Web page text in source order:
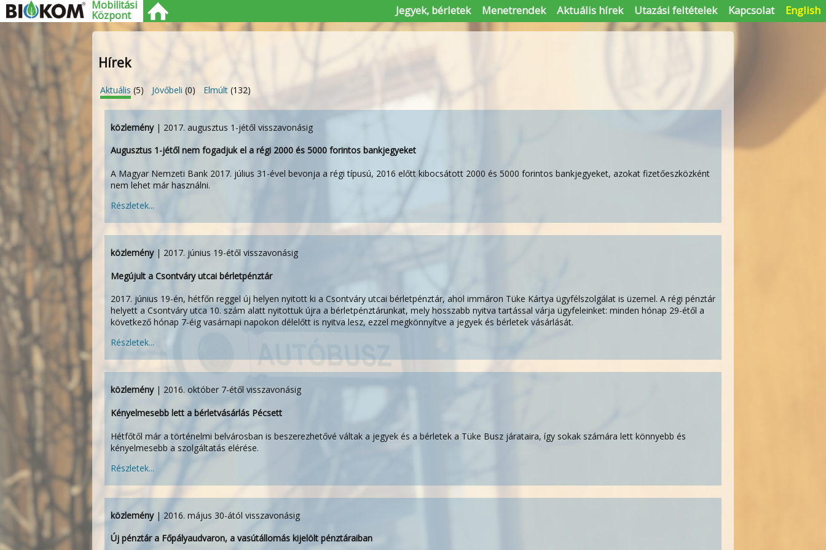
Hírek
Aktuális (5) Jövőbeli (0) Elmúlt (132)
közlemény| 2017. augusztus 1-jétől visszavonásig
Augusztus 1-jétől nem fogadjuk el a régi 2000 és 5000 forintos bankjegyeket
A Magyar Nemzeti Bank 2017. július 31-ével bevonja a régi típusú, 2016 előtt kibocsátott 2000 és 5000 forintos bankjegyeket, azokat fizetőeszközként
nem lehet már használni.
Részletek...
közlemény| 2017. június 19-étől visszavonásig
Megújult a Csontváry utcai bérletpénztár
2017. június 19-én, hétfőn reggel új helyen nyitott ki a Csontváry utcai bérletpénztár, ahol immáron Tüke Kártya ügyfélszolgálat is üzemel. A régi pénztár
helyett a Csontváry utca 10. szám alatt nyitottuk újra a bérletpénztárunkat, mely hosszabb nyitva tartással várja ügyfeleinket: minden hónap 29-étől a
következő hónap 7-éig vasárnapi napokon délelőtt is nyitva lesz, ezzel megkönnyítve a jegyek és bérletek vásárlását.
Részletek...
közlemény| 2016. október 7-étől visszavonásig
Kényelmesebb lett a bérletvásárlás Pécsett
Hétfőtől már a történelmi belvárosban is beszerezhetővé váltak a jegyek és a bérletek a Tüke Busz járataira, így sokak számára lett könnyebb és
kényelmesebb a szolgáltatás elérése.
Részletek...
közlemény| 2016. május 30-ától visszavonásig
Új pénztár a Főpályaudvaron, a vasútállomás kijelölt pénztáraiban
Mobilitási
Központ English
Kapcsolat
Utazási feltételek
Aktuális hírek
Menetrendek
Jegyek, bérletek